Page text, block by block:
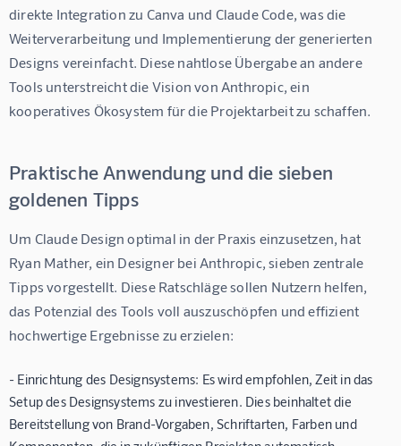
direkte Integration zu Canva und Claude Code, was die
Weiterverarbeitung und Implementierung der generierten
Designs vereinfacht. Diese nahtlose Übergabe an andere
Tools unterstreicht die Vision von Anthropic, ein
kooperatives Ökosystem für die Projektarbeit zu schaffen.
Praktische Anwendung und die sieben
goldenen Tipps
Um Claude Design optimal in der Praxis einzusetzen, hat
Ryan Mather, ein Designer bei Anthropic, sieben zentrale
Tipps vorgestellt. Diese Ratschläge sollen Nutzern helfen,
das Potenzial des Tools voll auszuschöpfen und effizient
hochwertige Ergebnisse zu erzielen:
- Einrichtung des Designsystems: Es wird empfohlen, Zeit in das
Setup des Designsystems zu investieren. Dies beinhaltet die
Bereitstellung von Brand-Vorgaben, Schriftarten, Farben und